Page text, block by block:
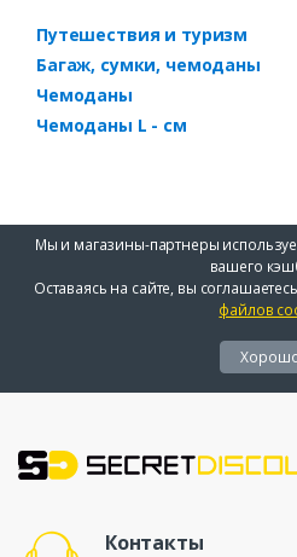
Путешествия и туризм
Багаж, сумки, чемоданы
Чемоданы
Чемоданы L - см
Мы и магазины-партнеры
вашего
Оставаясь на сайте, вы
файлов
Контакты